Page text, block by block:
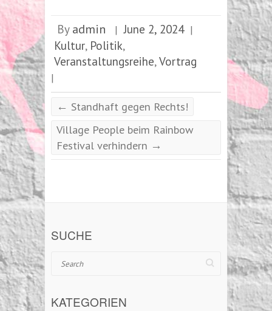
By admin | June 2, 2024 |
Kultur, Politik,
Veranstaltungsreihe,Vortrag
|
← Standhaft gegen Rechts!
Village People beim Rainbow
Festival verhindern →
SUCHE
Search
KATEGORIEN